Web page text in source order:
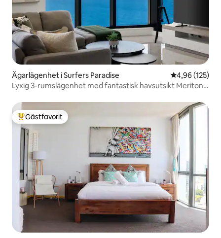
Ägarlägenhet i Surfers Paradise 4,96 av 5 i
4,96 (125)
Lyxig 3-rumslägenhet med fantastisk havsutsikt Meriton
Populär gästfavorit
Gästfavorit